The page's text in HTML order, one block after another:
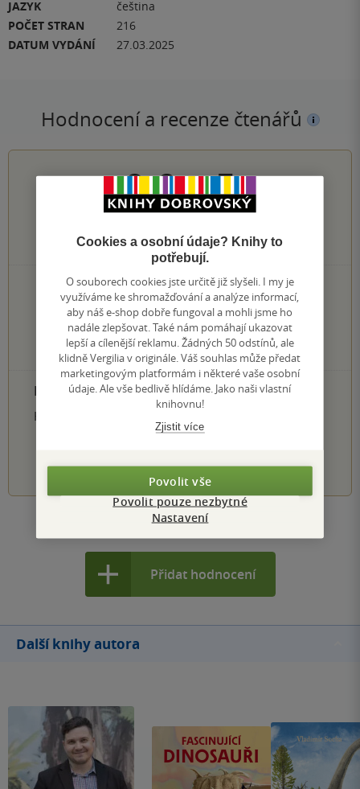
JAZYK
čeština
POČET STRAN
216
DATUM VYDÁNÍ
27.03.2025
Hodnocení a recenze čtenářů
0.0z5
0hodnocení čtenářů
0×
5 hvězdiček
0×
4 hvězdičky
0×
3 hvězdičky
0×
2 hvězdičky
0×
1 hvezdička
PŘIDEJTE SVÉ HODNOCENÍ PRODUKTU
Hodnocení našich knihkupců: 0.0 z 5
Zobrazit všechna hodnocení
Přidat hodnocení
Další knihy autora
Cookies a osobní údaje? Knihy to
potřebují.
O souborech cookies jste určitě již slyšeli. I my je
využíváme ke shromažďování a analýze informací,
aby náš e-shop dobře fungoval a mohli jsme ho
nadále zlepšovat. Také nám pomáhají ukazovat
lepší a cílenější reklamu. Žádných 50 odstínů, ale
klidně Vergilia v originále. Váš souhlas může předat
marketingovým platformám i některé vaše osobní
údaje. Ale vše bedlivě hlídáme. Jako naši vlastní
knihovnu!
Zjistit více
Povolit vše
Povolit pouze nezbytné
Nastavení